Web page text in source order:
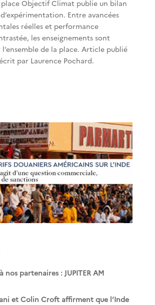
place Objectif Climat publie un bilan
Entre avancées
réelles et performance
les enseignements sont
de la place. Article publié
écrit par Laurence Pochard.
nos partenaires : JUPITER AM
et Colin Croft affirment que l’Inde